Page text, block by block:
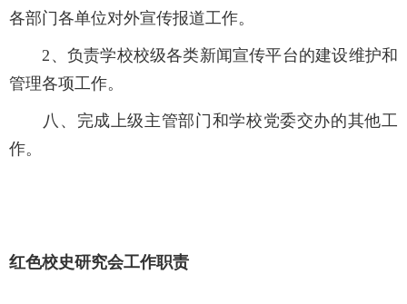
各部门各单位对外宣传报道工作。
2 、负责学校校级各类新闻宣传平台的建设维护和
管理各项工作。
八、完成上级主管部门和学校党委交办的其他工
作。
红色校史研究会工作职责